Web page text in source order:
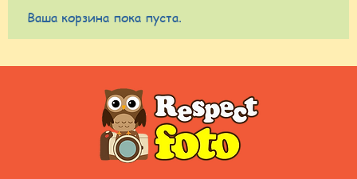
Ваша корзина пока пуста.